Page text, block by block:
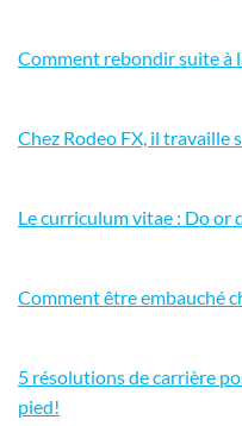
Comment rebondir suite à
Chez Rodeo FX, il travaille
Le curriculum vitae : Do or
Comment être embauché
5 résolutions de carrière
pied!